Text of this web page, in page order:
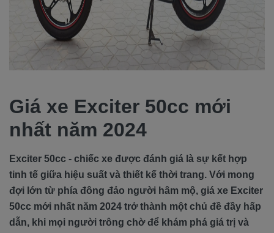
Giá xe Exciter 50cc mới
nhất năm 2024
Exciter 50cc - chiếc xe được đánh giá là sự kết hợp
tinh tế giữa hiệu suất và thiết kế thời trang. Với mong
đợi lớn từ phía đông đảo người hâm mộ, giá xe Exciter
50cc mới nhất năm 2024 trở thành một chủ đề đầy hấp
dẫn, khi mọi người trông chờ để khám phá giá trị và